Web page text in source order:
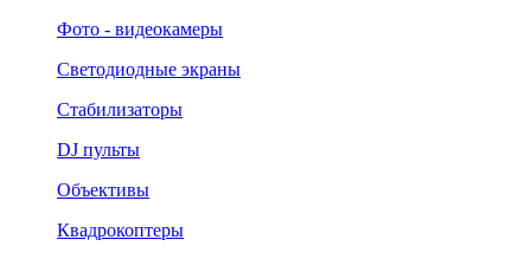
Фото - видеокамеры
Светодиодные экраны
Стабилизаторы
DJ пульты
Объективы
Квадрокоптеры